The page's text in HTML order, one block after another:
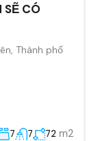
SẼ CÓ
Thành phố
7 7 72 m2